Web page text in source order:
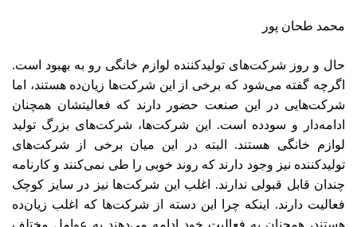
محمد طحان پور
حال و روز شرکت‌های‌‌ تولیدکننده لوازم خانگی رو به بهبود است.
اگرچه گفته می‌‌‌شود که برخی از این شرکت‌ها ‌‌زیان‌ده هستند، اما
شرکت‌هایی در این صنعت حضور دارند که فعالیتشان همچنان
ادامه‌دار و سودده است. این شرکت‌ها، شرکت‌های‌‌ بزرگ تولید
لوازم خانگی هستند. البته در این میان برخی از شرکت‌های‌‌
تولیدکننده نیز وجود دارند که روند خوبی را طی نمی‌کنند و کارنامه
چندان قابل قبولی ندارند. اغلب این شرکت‌ها ‌‌نیز در سایز کوچک
فعالیت دارند. اینکه چرا این دسته از شرکت‌ها ‌‌که اغلب زیان‌ده
هستند، همچنان به فعالیت خود ادامه می‌‌‌دهند به عوامل مختلف